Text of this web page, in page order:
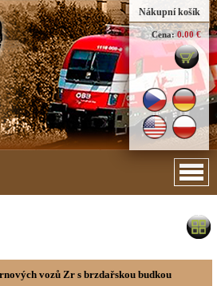
Nákupní košík
Cena: 0.00 €
vozů Zr s brzdařskou budkou